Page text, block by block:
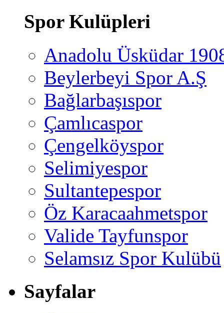
Spor Kulüpleri
Anadolu Üsküdar
Beylerbeyi Spor A.Ş
Bağlarbaşıspor
Çamlıcaspor
Çengelköyspor
Selimiyespor
Sultantepespor
Öz Karacaahmetspor
Valide Tayfunspor
Selamsız Spor Kulübü
Sayfalar